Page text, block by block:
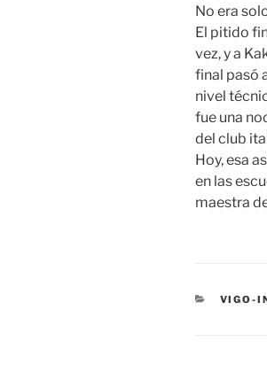
No era
El pitido
vez, y a
final pasó
nivel
fue una
del club
Hoy, esa
en las
maestra
VIGO-